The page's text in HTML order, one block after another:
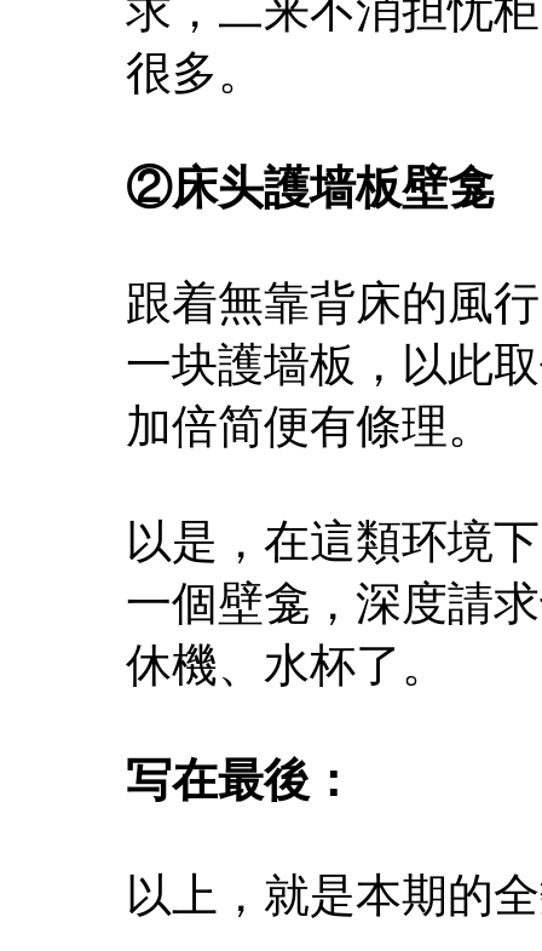
求，二来不消担忧
很多。
②床头護墙板壁龛
跟着無靠背床的風
一块護墙板，以此
加倍简便有條理。
以是，在這類环境
一個壁龛，深度請
休機、水杯了。
写在最後：
以上，就是本期的